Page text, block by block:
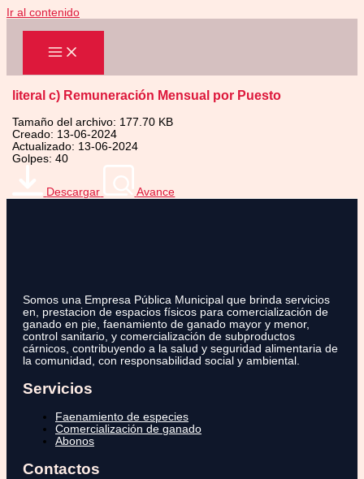
Ir al contenido
literal c) Remuneración Mensual por Puesto
Tamaño del archivo: 177.70 KB
Creado: 13-06-2024
Actualizado: 13-06-2024
Golpes: 40
Descargar Avance
Somos una Empresa Pública Municipal que brinda servicios
en, prestacion de espacios físicos para comercialización de
ganado en pie, faenamiento de ganado mayor y menor,
control sanitario, y comercialización de subproductos
cárnicos, contribuyendo a la salud y seguridad alimentaria de
la comunidad, con responsabilidad social y ambiental.
Servicios
Faenamiento de especies
Comercialización de ganado
Abonos
Contactos